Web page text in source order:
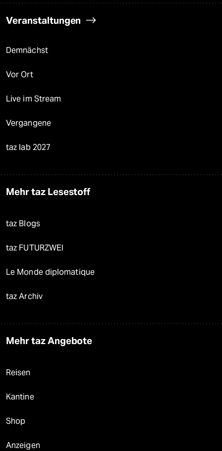
Veranstaltungen
Demnächst
Vor Ort
Live im Stream
Vergangene
taz lab 2027
Mehr taz Lesestoff
taz Blogs
taz FUTURZWEI
Le Monde diplomatique
taz Archiv
Mehr taz Angebote
Reisen
Kantine
Shop
Anzeigen